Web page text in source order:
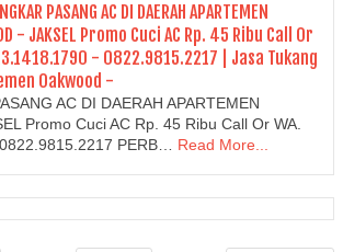
PASANG AC DI DAERAH APARTEMEN
- JAKSEL Promo Cuci AC Rp. 45 Ribu Call Or
- 0822.9815.2217 | Jasa Tukang
Oakwood -
AC DI DAERAH APARTEMEN
Promo Cuci AC Rp. 45 Ribu Call Or WA.
PERB…
Read More...